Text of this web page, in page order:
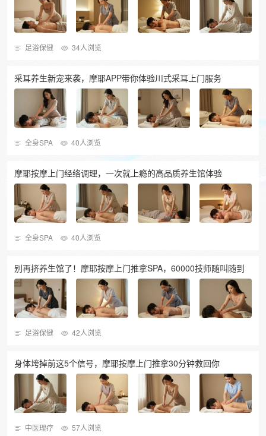
足浴保健 34人浏览
采耳养生新宠来袭，摩耶APP带你体验川式采耳上门服务
全身SPA 40人浏览
摩耶按摩上门经络调理，一次就上瘾的高品质养生馆体验
全身SPA 40人浏览
别再挤养生馆了！摩耶按摩上门推拿SPA，60000技师随叫随到
足浴保健 42人浏览
身体垮掉前这5个信号，摩耶按摩上门推拿30分钟救回你
中医理疗 57人浏览